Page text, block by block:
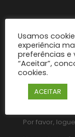
Login
Por favor,
Usamos
experiência
preferências e
“Aceitar”,
cookies.
ACEITAR